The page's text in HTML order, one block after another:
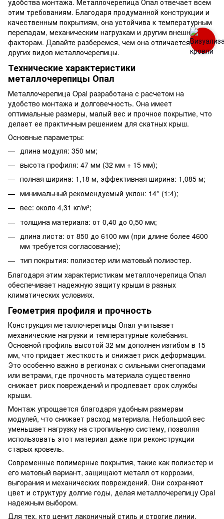
удобства монтажа. Металлочерепица Опал отвечает всем
этим требованиям. Благодаря продуманной конструкции и
качественным покрытиям, она устойчива к температурным
перепадам, механическим нагрузкам и другим внешним
факторам. Давайте разберемся, чем она отличается от
других видов металлочерепицы.
Технические характеристики
металлочерепицы Опал
Металлочерепица Opal разработана с расчетом на
удобство монтажа и долговечность. Она имеет
оптимальные размеры, малый вес и прочное покрытие, что
делает ее практичным решением для скатных крыш.
Основные параметры:
длина модуля: 350 мм;
высота профиля: 47 мм (32 мм + 15 мм);
полная ширина: 1,18 м, эффективная ширина: 1,085 м;
минимальный рекомендуемый уклон: 14° (1:4);
вес: около 4,31 кг/м²;
толщина материала: от 0,40 до 0,50 мм;
длина листа: от 850 до 6100 мм (при длине более 4600
мм требуется согласование);
тип покрытия: полиэстер или матовый полиэстер.
Благодаря этим характеристикам металлочерепица Опал
обеспечивает надежную защиту крыши в разных
климатических условиях.
Геометрия профиля и прочность
Конструкция металлочерепицы Опал учитывает
механические нагрузки и температурные колебания.
Основной профиль высотой 32 мм дополнен изгибом в 15
мм, что придает жесткость и снижает риск деформации.
Это особенно важно в регионах с сильными снегопадами
или ветрами, где прочность материала существенно
снижает риск повреждений и продлевает срок службы
крыши.
Монтаж упрощается благодаря удобным размерам
модулей, что снижает расход материала. Небольшой вес
уменьшает нагрузку на стропильную систему, позволяя
использовать этот материал даже при реконструкции
старых кровель.
Современные полимерные покрытия, такие как полиэстер и
его матовый вариант, защищают металл от коррозии,
выгорания и механических повреждений. Они сохраняют
цвет и структуру долгие годы, делая металлочерепицу Opal
надежным выбором.
Для тех, кто ценит лаконичный стиль и строгие линии,